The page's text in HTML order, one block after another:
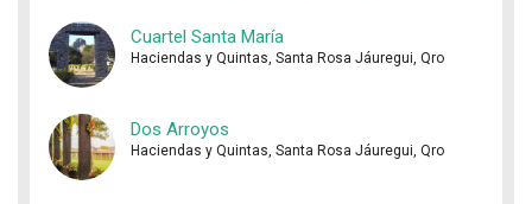
Cuartel Santa María
Haciendas y Quintas, Santa Rosa Jáuregui, Qro
Dos Arroyos
Haciendas y Quintas, Santa Rosa Jáuregui, Qro